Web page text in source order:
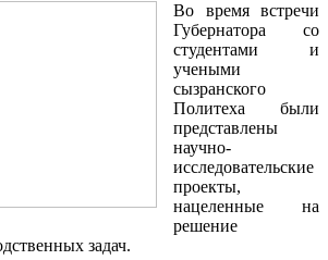
Во время встречи
Губернатора со
студентами и
учеными
сызранского
Политеха были
представлены
научно-
исследовательские
проекты,
нацеленные на
решение
задач.